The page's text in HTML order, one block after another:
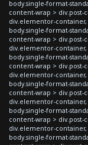
body.single-format-
content-wrap >
div.elementor-container,
body.single-format-
content-wrap >
div.elementor-container,
body.single-format-
content-wrap >
div.elementor-container,
body.single-format-
content-wrap >
div.elementor-container,
body.single-format-
content-wrap >
div.elementor-container,
body.single-format-